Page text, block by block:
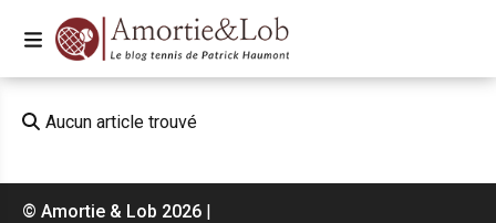
Aucun article trouvé
© Amortie & Lob 2026 |